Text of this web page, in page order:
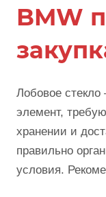
BMW
Лобовое стекло
элемент,
хранении и
правильно
условия.